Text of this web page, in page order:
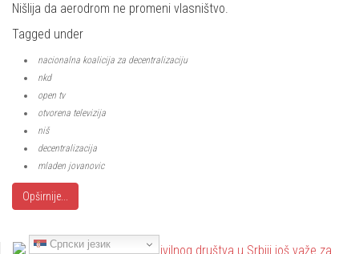
Српски језик
Nišlija da aerodrom ne promeni vlasništvo.
Tagged under
nacionalna koalicija za decentralizaciju
nkd
open tv
otvorena televizija
niš
decentralizacija
mladen jovanovic
Opširnije...